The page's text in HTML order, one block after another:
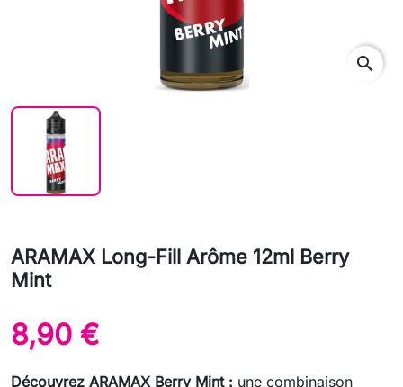
search
ARAMAX Long-Fill Arôme 12ml Berry
Mint
8,90 €
Découvrez ARAMAX Berry Mint : une combinaison